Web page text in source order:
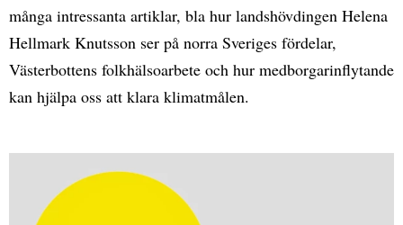
många intressanta artiklar, bla hur landshövdingen Helena
Hellmark Knutsson ser på norra Sveriges fördelar,
Västerbottens folkhälsoarbete och hur medborgarinflytande
kan hjälpa oss att klara klimatmålen.